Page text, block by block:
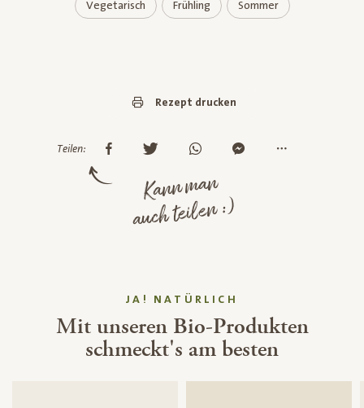
Vegetarisch Frühling Sommer
Rezept drucken
Teilen:
Kann man
auch teilen :)
JA! NATÜRLICH
Mit unseren Bio-Produkten
schmeckt's am besten